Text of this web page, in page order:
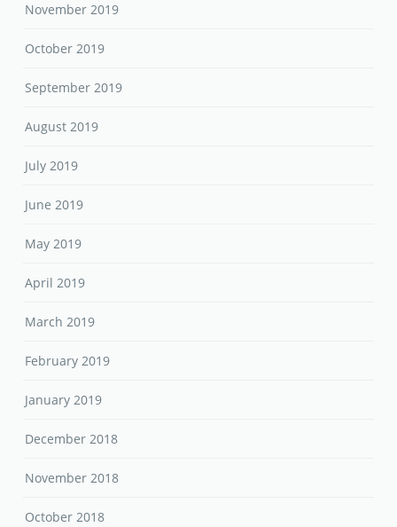
November 2019
October 2019
September 2019
August 2019
July 2019
June 2019
May 2019
April 2019
March 2019
February 2019
January 2019
December 2018
November 2018
October 2018